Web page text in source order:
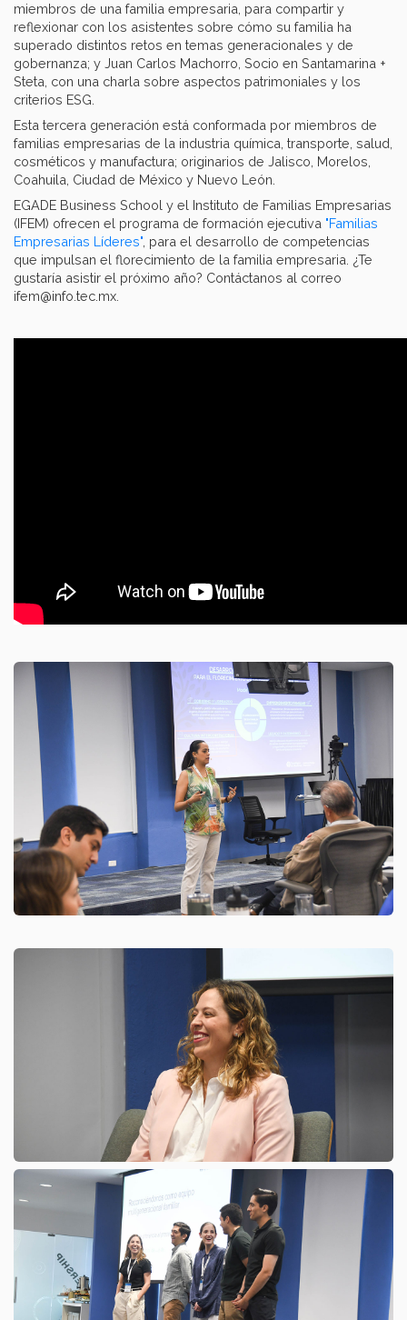
miembros de una familia empresaria, para compartir y
reflexionar con los asistentes sobre cómo su familia ha
superado distintos retos en temas generacionales y de
gobernanza; y Juan Carlos Machorro, Socio en Santamarina +
Steta, con una charla sobre aspectos patrimoniales y los
criterios ESG.
Esta tercera generación está conformada por miembros de
familias empresarias de la industria química, transporte, salud,
cosméticos y manufactura; originarios de Jalisco, Morelos,
Coahuila, Ciudad de México y Nuevo León.
EGADE Business School y el Instituto de Familias Empresarias
(IFEM) ofrecen el programa de formación ejecutiva "Familias
Empresarias Líderes" , para el desarrollo de competencias
que impulsan el florecimiento de la familia empresaria. ¿Te
gustaría asistir el próximo año? Contáctanos al correo
ifem@info.tec.mx.